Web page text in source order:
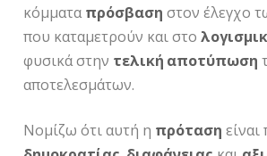
κόμματαπρόσβαση στον έλεγχο
που καταμετρούν και στο
φυσικά στην τελική αποτύπωση
αποτελεσμάτων.
Νομίζω ότι αυτή η πρόταση